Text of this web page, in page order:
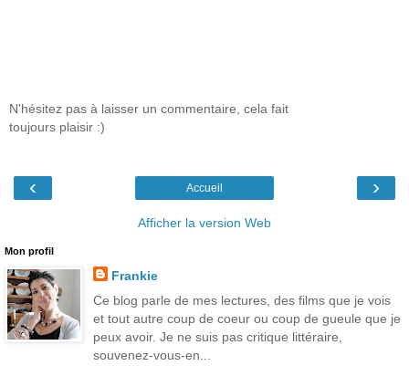
N'hésitez pas à laisser un commentaire, cela fait
toujours plaisir :)
‹ ›
Accueil
Afficher la version Web
Mon profil
Frankie
Ce blog parle de mes lectures, des films que je vois
et tout autre coup de coeur ou coup de gueule que je
peux avoir. Je ne suis pas critique littéraire,
souvenez-vous-en...